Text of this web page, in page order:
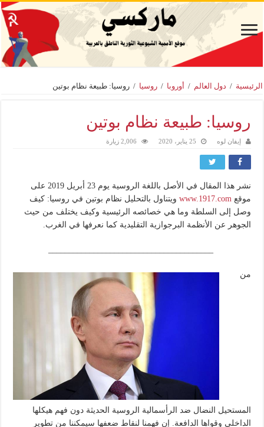
الرئيسية / دول العالم / أوروبا / روسيا / روسيا: طبيعة نظام بوتين
روسيا: طبيعة نظام بوتين
إيفان لوه 25 يناير، 2020 2,006 زيارة
نشر هذا المقال في الأصل باللغة الروسية يوم 23 أبريل 2019 على
موقع www.1917.com ويتناول بالتحليل نظام بوتين في روسيا: كيف
وصل إلى السلطة وما هي خصائصه الرئيسية وكيف يختلف من حيث
الجوهر عن الأنظمة البرجوازية التقليدية كما نعرفها في الغرب.
من
المستحيل النضال ضد الرأسمالية الروسية الحديثة دون فهم هيكلها
الداخلي وقواها الدافعة. إن فهمنا لنقاط ضعفها سيمكننا من تطوير